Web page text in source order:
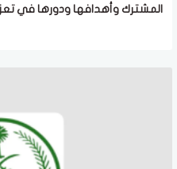
المشترك وأهدافها ودورها في